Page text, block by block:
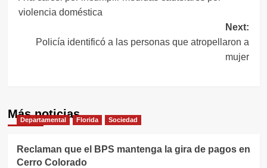
violencia doméstica
Next:
Policía identificó a las personas que atropellaron a
mujer
Más noticias
Departamental Florida Sociedad
Reclaman que el BPS mantenga la gira de pagos en
Cerro Colorado